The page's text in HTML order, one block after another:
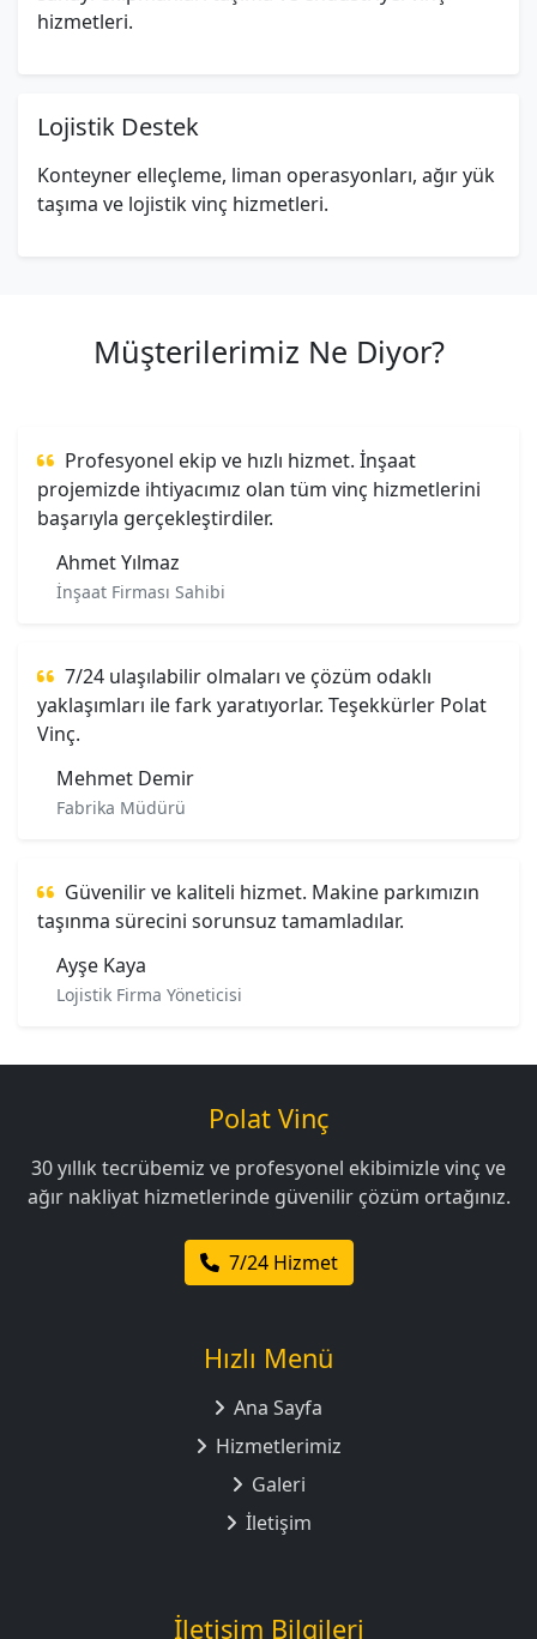
hizmetleri.
Lojistik Destek
Konteyner elleçleme, liman operasyonları, ağır yük
taşıma ve lojistik vinç hizmetleri.
Müşterilerimiz Ne Diyor?
Profesyonel ekip ve hızlı hizmet. İnşaat
projemizde ihtiyacımız olan tüm vinç hizmetlerini
başarıyla gerçekleştirdiler.
Ahmet Yılmaz
İnşaat Firması Sahibi
7/24 ulaşılabilir olmaları ve çözüm odaklı
yaklaşımları ile fark yaratıyorlar. Teşekkürler Polat
Vinç.
Mehmet Demir
Fabrika Müdürü
Güvenilir ve kaliteli hizmet. Makine parkımızın
taşınma sürecini sorunsuz tamamladılar.
Ayşe Kaya
Lojistik Firma Yöneticisi
Polat Vinç
30 yıllık tecrübemiz ve profesyonel ekibimizle vinç ve
ağır nakliyat hizmetlerinde güvenilir çözüm ortağınız.
7/24 Hizmet
Hızlı Menü
Ana Sayfa
Hizmetlerimiz
Galeri
İletişim
İletişim Bilgileri